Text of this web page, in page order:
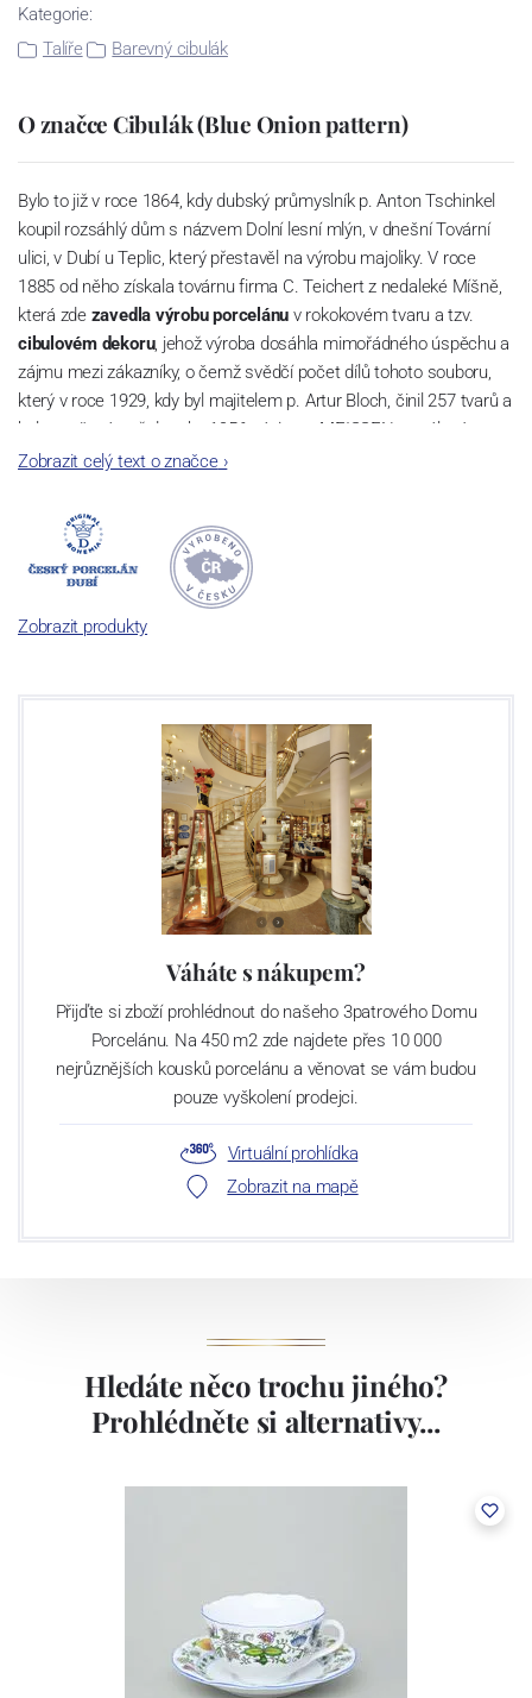
Kategorie:
Talíře
Barevný cibulák
O značce Cibulák (Blue Onion pattern)
Bylo to již v roce 1864, kdy dubský průmyslník p. Anton Tschinkel
koupil rozsáhlý dům s názvem Dolní lesní mlýn, v dnešní Tovární
ulici, v Dubí u Teplic, který přestavěl na výrobu majoliky. V roce
1885 od něho získala továrnu firma C. Teichert z nedaleké Míšně,
která zde zavedla výrobu porcelánu v rokokovém tvaru a tzv.
cibulovém dekoru, jehož výroba dosáhla mimořádného úspěchu a
zájmu mezi zákazníky, o čemž svědčí počet dílů tohoto souboru,
který v roce 1929, kdy byl majitelem p. Artur Bloch, činil 257 tvarů a
byl označován až do roku 1956 nápisem MEISSEN v oválovém
rámečku.
počet jeho dílů v cibulovém provedení je 850 tvarů. Tyto výrobky
jsou garantovány Asociací sklářského a keramického průmyslu
České republiky jako „Český výrobek
Zobrazit celý text o značce›
Zobrazit produkty
Váháte s nákupem?
Přijďte si zboží prohlédnout do našeho 3patrového Domu
Porcelánu. Na 450 m2 zde najdete přes 10 000
nejrůznějších kousků porcelánu a věnovat se vám budou
pouze vyškolení prodejci.
Virtuální prohlídka
Zobrazit na mapě
Hledáte něco trochu jiného?
Prohlédněte si alternativy...